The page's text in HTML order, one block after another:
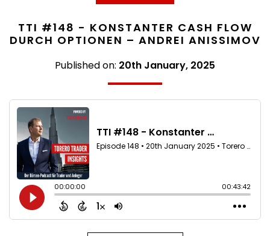
TTI #148 - KONSTANTER CASH FLOW
DURCH OPTIONEN – ANDREI ANISSIMOV
Published on: 20th January, 2025